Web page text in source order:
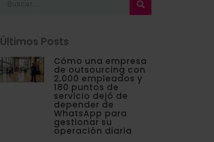
Últimos Posts
Cómo una empresa
de outsourcing con
2,000 empleados y
180 puntos de
servicio dejó de
depender de
WhatsApp para
gestionar su
operación diaria